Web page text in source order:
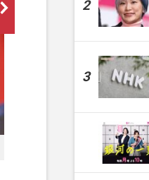
[写真 2/38枚目] 阪神・森下翔太が